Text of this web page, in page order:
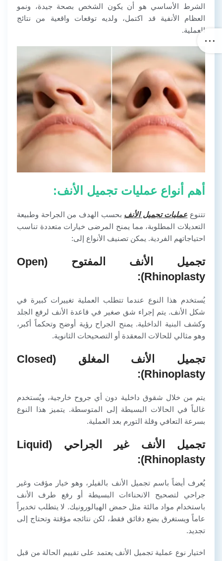
الشرط الأساسي هو أن يكون الشخص بصحة جيدة، ونمو
العظام الأنفية قد اكتمل، ولديه توقعات واقعية من نتائج
العملية.
أهم أنواع عمليات تجميل الأنف:
تتنوع عمليات تجميل الأنف بحسب الهدف من الجراحة وطبيعة
التعديلات المطلوبة، مما يمنح المرضى خيارات متعددة تناسب
احتياجاتهم الفردية. يمكن تصنيف الأنواع إلى:
تجميل الأنف المفتوح (Open
Rhinoplasty):
يُستخدم هذا النوع عندما تتطلب العملية تغييرات كبيرة في
شكل الأنف. يتم إجراء شق صغير في قاعدة الأنف لرفع الجلد
وكشف البنية الداخلية. يمنح الجراح رؤية أوضح وتحكماً أكبر،
وهو مثالي للحالات المعقدة أو التصحيحات الثانوية.
تجميل الأنف المغلق (Closed
Rhinoplasty):
يتم من خلال شقوق داخلية دون أي جروح خارجية، ويُستخدم
غالباً في الحالات البسيطة إلى المتوسطة. يتميز هذا النوع
بسرعة التعافي وقلة التورم بعد العملية.
تجميل الأنف غير الجراحي (Liquid
Rhinoplasty):
يُعرف أيضاً باسم تجميل الأنف بالفيلر، وهو خيار مؤقت وغير
جراحي لتصحيح الانحناءات البسيطة أو رفع طرف الأنف
باستخدام مواد مالئة مثل حمض الهيالورونيك. لا يتطلب تخديراً
عاماً ويستغرق بضع دقائق فقط، لكن نتائجه مؤقتة وتحتاج إلى
تجديد.
اختيار نوع عملية تجميل الأنف يعتمد على تقييم الحالة من قبل